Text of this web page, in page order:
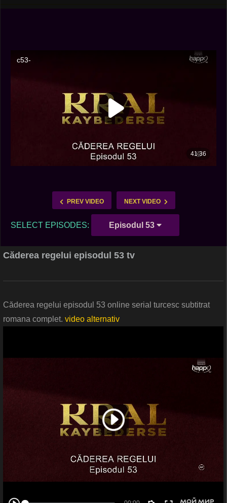
PREV VIDEO NEXT VIDEO
SELECT EPISODES: Episodul 53
Căderea regelui episodul 53 tv
Căderea regelui episodul 53 online serial turcesc subtitrat
romana complet. video alternativ